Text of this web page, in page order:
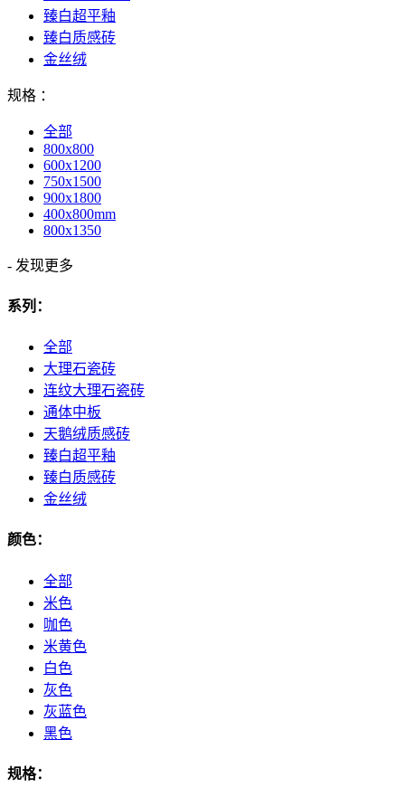
臻白超平釉
臻白质感砖
金丝绒
规格 ：
全部
800x800
600x1200
750x1500
900x1800
400x800mm
800x1350
- 发现更多
系列：
全部
大理石瓷砖
连纹大理石瓷砖
通体中板
天鹅绒质感砖
臻白超平釉
臻白质感砖
金丝绒
颜色：
全部
米色
咖色
米黄色
白色
灰色
灰蓝色
黑色
规格：